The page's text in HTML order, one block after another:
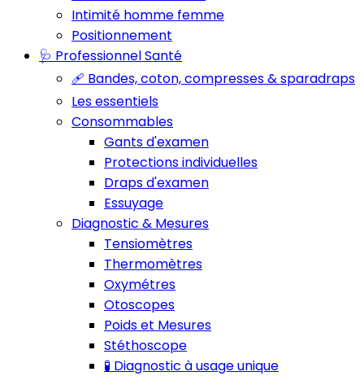
Intimité homme femme
Positionnement
🩺 Professionnel Santé
🩹 Bandes, coton, compresses & sparadraps
Les essentiels
Consommables
Gants d'examen
Protections individuelles
Draps d'examen
Essuyage
Diagnostic & Mesures
Tensiomètres
Thermomètres
Oxymétres
Otoscopes
Poids et Mesures
Stéthoscope
🧪 Diagnostic à usage unique